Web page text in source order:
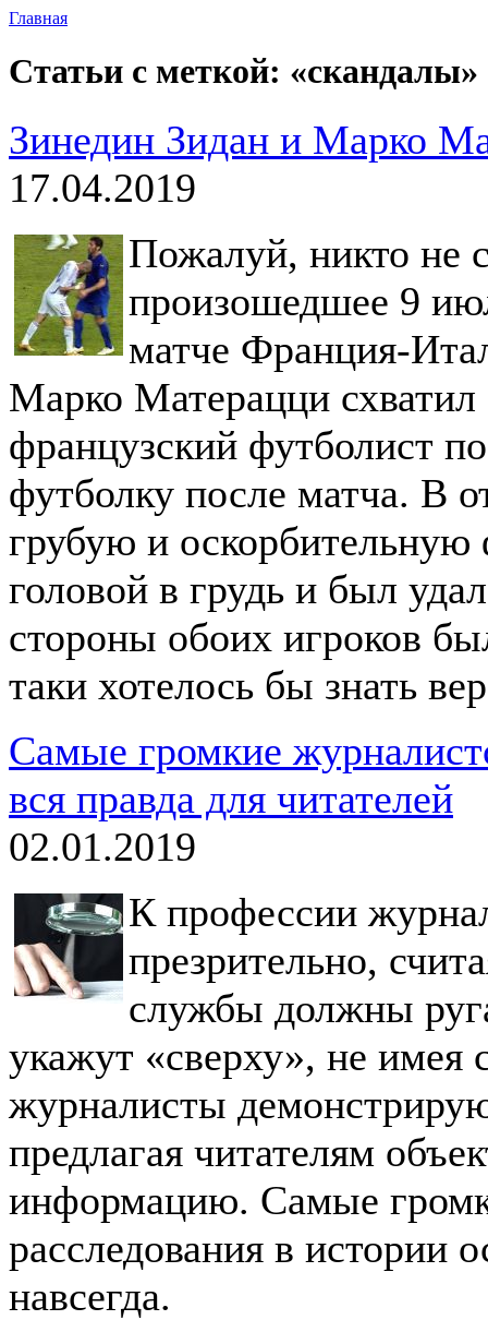
Главная
Статьи с меткой: «скандалы»
Зинедин Зидан и Марко
17.04.2019
Пожалуй, никто не
произошедшее 9
матче Франция-
Марко Матерацци схватил
французский футболист
футболку после матча. В
грубую и оскорбительную
головой в грудь и был
стороны обоих игроков
таки хотелось бы знать
Самые громкие
вся правда для читателей
02.01.2019
К профессии
презрительно,
службы должны
укажут «сверху», не имея
журналисты
предлагая читателям
информацию. Самые
расследования в истории
навсегда.